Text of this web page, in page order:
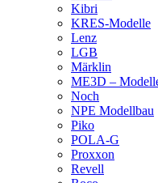
Kibri
KRES-Modelle
Lenz
LGB
Märklin
ME3D –
Noch
NPE Modellbau
Piko
POLA-G
Proxxon
Revell